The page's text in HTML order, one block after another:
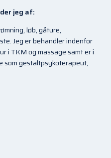
jeg af:
løb, gåture,
Jeg er behandler indenfor
i TKM og massage samt er i
som gestaltpsykoterapeut,